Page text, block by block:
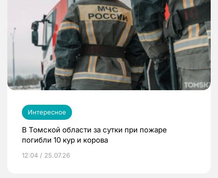
Интересное
В Томской области за сутки при пожаре
погибли 10 кур и корова
12:04 / 25.07.26